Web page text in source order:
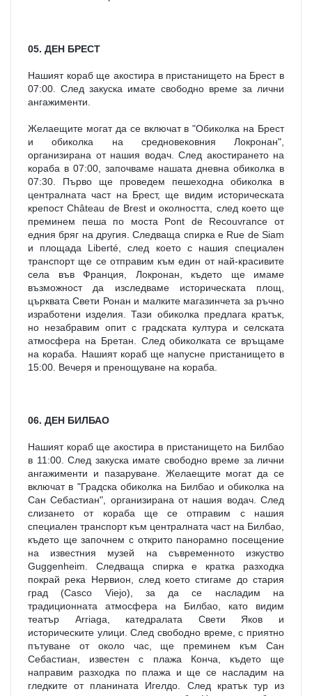
05. ДЕН БРЕСТ
Нашият кораб ще акостира в пристанището на Брест в
07:00. След закуска имате свободно време за лични
ангажименти.
Желаещите могат да се включат в "Обиколка на Брест
и обиколка на средновековния Локронан",
организирана от нашия водач. След акостирането на
кораба в 07:00, започваме нашата дневна обиколка в
07:30. Първо ще проведем пешеходна обиколка в
централната част на Брест, ще видим историческата
крепост Château de Brest и околността, след което ще
преминем пеша по моста Pont de Recouvrance от
едния бряг на другия. Следваща спирка е Rue de Siam
и площада Liberté, след което с нашия специален
транспорт ще се отправим към един от най-красивите
села във Франция, Локронан, където ще имаме
възможност да изследваме историческата площ,
църквата Свети Ронан и малките магазинчета за ръчно
изработени изделия. Тази обиколка предлага кратък,
но незабравим опит с градската култура и селската
атмосфера на Бретан. След обиколката се връщаме
на кораба. Нашият кораб ще напусне пристанището в
15:00. Вечеря и пренощуване на кораба.
06. ДЕН БИЛБАО
Нашият кораб ще акостира в пристанището на Билбао
в 11:00. След закуска имате свободно време за лични
ангажименти и пазаруване. Желаещите могат да се
включат в "Градска обиколка на Билбао и обиколка на
Сан Себастиан", организирана от нашия водач. След
слизането от кораба ще се отправим с нашия
специален транспорт към централната част на Билбао,
където ще започнем с открито панорамно посещение
на известния музей на съвременното изкуство
Guggenheim. Следваща спирка е кратка разходка
покрай река Нервион, след което стигаме до стария
град (Casco Viejo), за да се насладим на
традиционната атмосфера на Билбао, като видим
театър Arriaga, катедралата Свети Яков и
историческите улици. След свободно време, с приятно
пътуване от около час, ще преминем към Сан
Себастиан, известен с плажа Конча, където ще
направим разходка по плажа и ще се насладим на
гледките от планината Игелдо. След кратък тур из